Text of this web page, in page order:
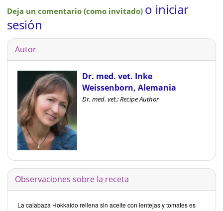
Deja un comentario (como invitado) o iniciar
sesión
Autor
Dr. med. vet. Inke
Weissenborn, Alemania
Dr. med. vet.; Recipe Author
Observaciones sobre la receta
La calabaza Hokkaido rellena sin aceite con lentejas y tomates es